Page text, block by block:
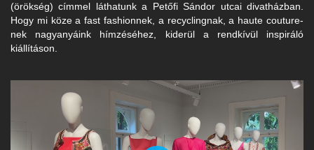
(örökség) címmel láthatunk a Petőfi Sándor utcai divatházban.
Hogy mi köze a fast fashionnek, a recyclingnak, a haute couture-
nek nagyanyáink hímzéséhez, kiderül a rendkívül inspiráló
kiállításon.